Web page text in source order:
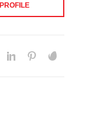
PROFILE